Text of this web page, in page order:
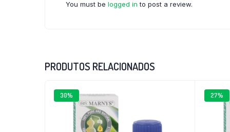
You must be logged in to post a review.
PRODUTOS RELACIONADOS
30% 27%